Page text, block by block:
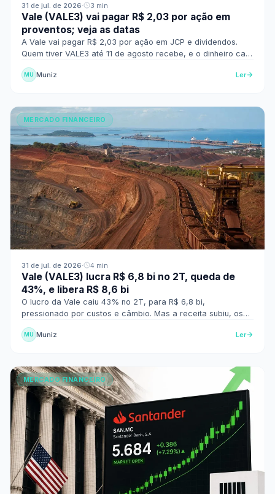
31 de jul. de 2026· 3 min
Vale (VALE3) vai pagar R$ 2,03 por ação em
proventos; veja as datas
A Vale vai pagar R$ 2,03 por ação em JCP e dividendos.
Quem tiver VALE3 até 11 de agosto recebe, e o dinheiro cai
MU Muniz Ler
MERCADO FINANCEIRO
31 de jul. de 2026· 4 min
Vale (VALE3) lucra R$ 6,8 bi no 2T, queda de
43%, e libera R$ 8,6 bi
O lucro da Vale caiu 43% no 2T, para R$ 6,8 bi,
pressionado por custos e câmbio. Mas a receita subiu, os
MU Muniz Ler
MERCADO FINANCEIRO